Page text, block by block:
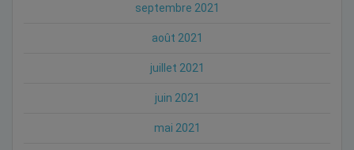
septembre 2021
août 2021
juillet 2021
juin 2021
mai 2021